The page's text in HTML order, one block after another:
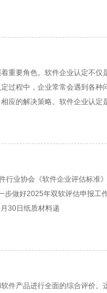
重要角色。软件企业认定不仅
过程中，企业常常会遇到各种
应的解决策略。软件企业认定
行业协会《软件企业评估标准
步做好2025年双软评估申报工
30日纸质材料递
件产品进行全面的综合评价。